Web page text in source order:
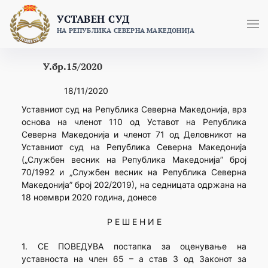
content
УСТАВЕН СУД
НА РЕПУБЛИКА СЕВЕРНА МАКЕДОНИЈА
У.бр.15/2020
18/11/2020
Уставниот суд на Република Северна Македонија, врз
основа на членот 110 од Уставот на Република
Северна Македонија и членот 71 од Деловникот на
Уставниот суд на Република Северна Македонија
(„Службен весник на Република Македонија” број
70/1992 и „Службен весник на Република Северна
Македонија” број 202/2019), на седницата одржана на
18 ноември 2020 година, донесе
Р Е Ш Е Н И Е
1. СЕ ПОВЕДУВА постапка за оценување на
уставноста на член 65 – а став 3 од Законот за